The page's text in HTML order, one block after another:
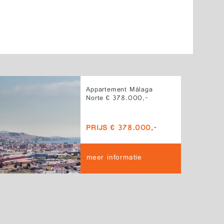
Appartement Málaga
Norte € 378.000,-
PRIJS € 378.000,-
meer informatie